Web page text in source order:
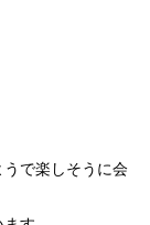
で楽しそうに会